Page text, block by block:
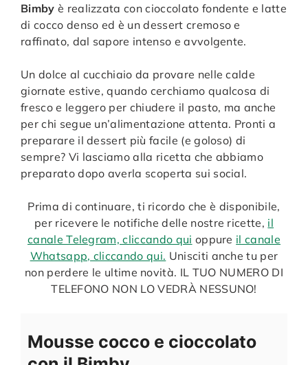
Bimby è realizzata con cioccolato fondente e latte
di cocco denso ed è un dessert cremoso e
raffinato, dal sapore intenso e avvolgente.
Un dolce al cucchiaio da provare nelle calde
giornate estive, quando cerchiamo qualcosa di
fresco e leggero per chiudere il pasto, ma anche
per chi segue un’alimentazione attenta. Pronti a
preparare il dessert più facile (e goloso) di
sempre? Vi lasciamo alla ricetta che abbiamo
preparato dopo averla scoperta sui social.
Prima di continuare, ti ricordo che è disponibile,
per ricevere le notifiche delle nostre ricette, il
canale Telegram, cliccando qui oppure il canale
Whatsapp, cliccando qui. Unisciti anche tu per
non perdere le ultime novità. IL TUO NUMERO DI
TELEFONO NON LO VEDRÀ NESSUNO!
Mousse cocco e cioccolato